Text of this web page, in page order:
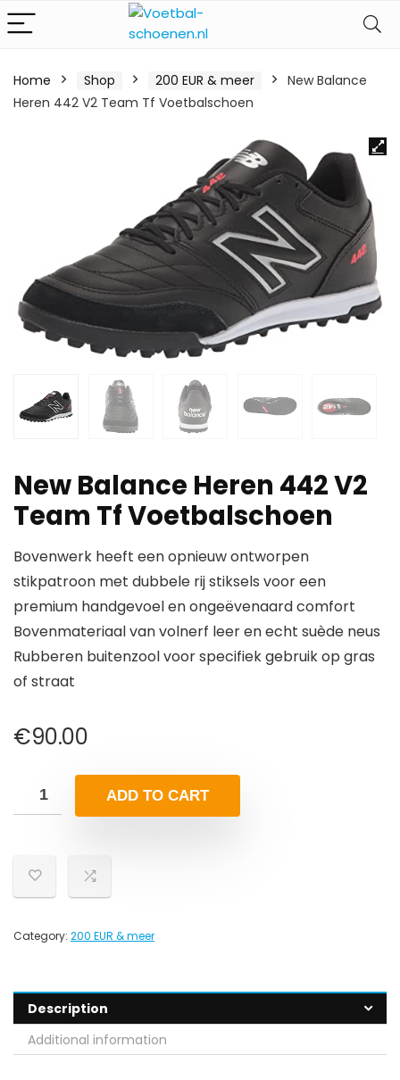
Home Shop 200 EUR & meer
New Balance
Heren 442 V2 Team Tf Voetbalschoen
New Balance Heren 442 V2
Team Tf Voetbalschoen
Bovenwerk heeft een opnieuw ontworpen
stikpatroon met dubbele rij stiksels voor een
premium handgevoel en ongeëvenaard comfort
Bovenmateriaal van volnerf leer en echt suède neus
Rubberen buitenzool voor specifiek gebruik op gras
of straat
€90.00
ADD TO CART
Category: 200 EUR & meer
Description
Additional information